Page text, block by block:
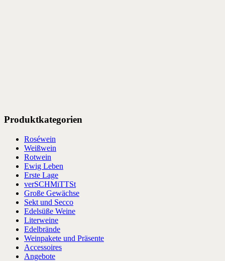
Produktkategorien
Roséwein
Weißwein
Rotwein
Ewig Leben
Erste Lage
verSCHMiTTSt
Große Gewächse
Sekt und Secco
Edelsüße Weine
Literweine
Edelbrände
Weinpakete und Präsente
Accessoires
Angebote